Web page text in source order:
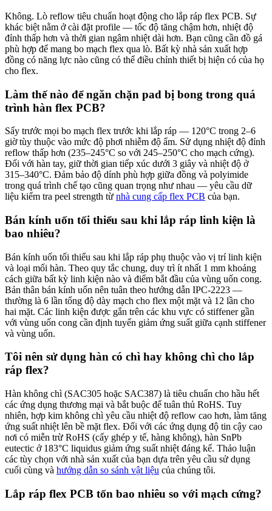
Không. Lò reflow tiêu chuẩn hoạt động cho lắp ráp flex PCB. Sự
khác biệt nằm ở cài đặt profile — tốc độ tăng chậm hơn, nhiệt độ
đỉnh thấp hơn và thời gian ngâm nhiệt dài hơn. Bạn cũng cần đồ gá
phù hợp để mang bo mạch flex qua lò. Bất kỳ nhà sản xuất hợp
đồng có năng lực nào cũng có thể điều chỉnh thiết bị hiện có của họ
cho flex.
Làm thế nào để ngăn chặn pad bị bong trong quá
trình hàn flex PCB?
Sấy trước mọi bo mạch flex trước khi lắp ráp — 120°C trong 2–6
giờ tùy thuộc vào mức độ phơi nhiễm độ ẩm. Sử dụng nhiệt độ đỉnh
reflow thấp hơn (235–245°C so với 245–250°C cho mạch cứng).
Đối với hàn tay, giữ thời gian tiếp xúc dưới 3 giây và nhiệt độ ở
315–340°C. Đảm bảo độ dính phù hợp giữa đồng và polyimide
trong quá trình chế tạo cũng quan trọng như nhau — yêu cầu dữ
liệu kiểm tra peel strength từ nhà cung cấp flex PCB của bạn.
Bán kính uốn tối thiểu sau khi lắp ráp linh kiện là
bao nhiêu?
Bán kính uốn tối thiểu sau khi lắp ráp phụ thuộc vào vị trí linh kiện
và loại mối hàn. Theo quy tắc chung, duy trì ít nhất 1 mm khoảng
cách giữa bất kỳ linh kiện nào và điểm bắt đầu của vùng uốn cong.
Bản thân bán kính uốn nên tuân theo hướng dẫn IPC-2223 —
thường là 6 lần tổng độ dày mạch cho flex một mặt và 12 lần cho
hai mặt. Các linh kiện được gắn trên các khu vực có stiffener gần
với vùng uốn cong cần định tuyến giảm ứng suất giữa cạnh stiffener
và vùng uốn.
Tôi nên sử dụng hàn có chì hay không chì cho lắp
ráp flex?
Hàn không chì (SAC305 hoặc SAC387) là tiêu chuẩn cho hầu hết
các ứng dụng thương mại và bắt buộc để tuân thủ RoHS. Tuy
nhiên, hợp kim không chì yêu cầu nhiệt độ reflow cao hơn, làm tăng
ứng suất nhiệt lên bề mặt flex. Đối với các ứng dụng độ tin cậy cao
nơi có miễn trừ RoHS (cấy ghép y tế, hàng không), hàn SnPb
eutectic ở 183°C liquidus giảm ứng suất nhiệt đáng kể. Thảo luận
các tùy chọn với nhà sản xuất của bạn dựa trên yêu cầu sử dụng
cuối cùng và hướng dẫn so sánh vật liệu của chúng tôi.
Lắp ráp flex PCB tốn bao nhiêu so với mạch cứng?